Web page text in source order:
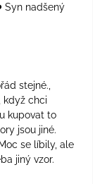
Syn nadšený
hvězdiček.
stejné.,
když chci
kupovat to
jsou jiné.
se líbily, ale
jiný vzor.